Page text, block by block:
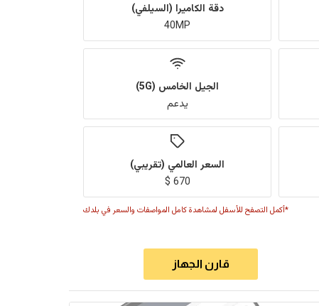
دقة الكاميرا (السيلفي)
40MP
الجيل الخامس (5G)
يدعم
السعر العالمي (تقريبي)
670 $
*أكمل التصفح للأسفل لمشاهدة كامل المواصفات والسعر في بلدك
قارن الجهاز